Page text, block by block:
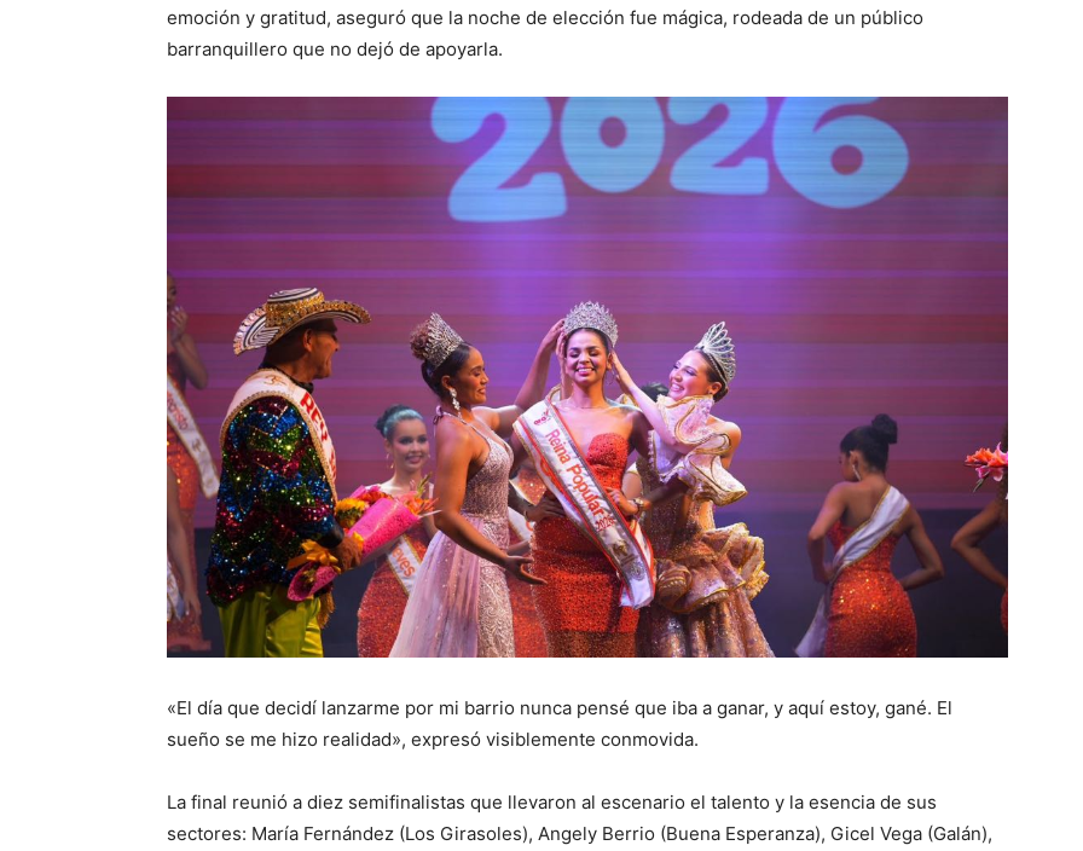
emoción y gratitud, aseguró que la noche de elección fue mágica, rodeada de un público
barranquillero que no dejó de apoyarla.
«El día que decidí lanzarme por mi barrio nunca pensé que iba a ganar, y aquí estoy, gané. El
sueño se me hizo realidad», expresó visiblemente conmovida.
La final reunió a diez semifinalistas que llevaron al escenario el talento y la esencia de sus
sectores: María Fernández (Los Girasoles), Angely Berrio (Buena Esperanza), Gicel Vega (Galán),